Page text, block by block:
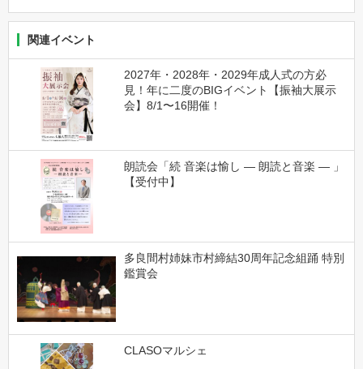
関連イベント
2027年・2028年・2029年成人式の方必
見！年に二度のBIGイベント【振袖大展示
会】8/1〜16開催！
朗読会「続 音楽は愉し ― 朗読と音楽 ― 」
【受付中】
多良間村姉妹市村締結30周年記念組踊 特別
鑑賞会
CLASOマルシェ